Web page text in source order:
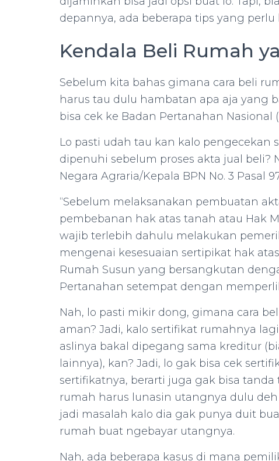
depannya, ada beberapa tips yang perlu
Kendala Beli Rumah
Sebelum kita bahas gimana cara beli
harus tau dulu hambatan apa aja yang
bisa cek ke Badan Pertanahan Nasional
Lo pasti udah tau kan kalo
dipenuhi sebelum proses akta jual beli?
Negara Agraria/Kepala BPN No. 3 Pasal
“Sebelum melaksanakan pembuatan
pembebanan hak atas tanah atau Hak
wajib terlebih dahulu melakukan
mengenai kesesuaian sertipikat hak
Rumah Susun yang bersangkutan
Pertanahan setempat dengan
Nah, lo pasti mikir dong, gimana cara
aman? Jadi, kalo sertifikat rumahnya
aslinya bakal dipegang sama kreditur
lainnya), kan? Jadi, lo gak bisa cek
sertifikatnya, berarti juga gak bisa
rumah harus lunasin utangnya dulu
jadi masalah kalo dia gak punya duit
rumah buat ngebayar utangnya.
Nah, ada beberapa kasus di mana